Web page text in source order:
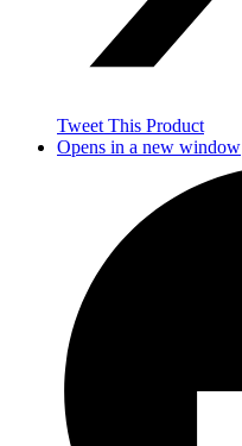
Tweet This Product
Opens in a new window